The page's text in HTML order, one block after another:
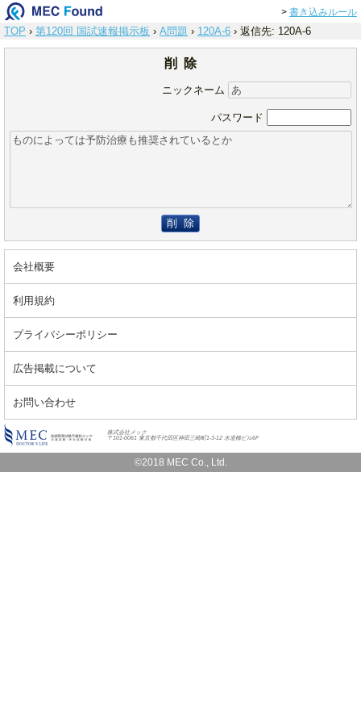
> 書き込みルール
TOP › 第120回 国試速報掲示板 › A問題 › 120A-6 › 返信先: 120A-6
削 除
ニックネーム
パスワード
削 除
会社概要
利用規約
プライバシーポリシー
広告掲載について
お問い合わせ
株式会社メック
〒101-0061 東京都千代田区神田三崎町1-3-12 水道橋ビル6F
©2018 MEC Co., Ltd.